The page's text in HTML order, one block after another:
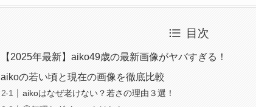
目次
【2025年最新】aiko49歳の最新画像がヤバすぎる！
aikoの若い頃と現在の画像を徹底比較
aikoはなぜ老けない？若さの理由３選！